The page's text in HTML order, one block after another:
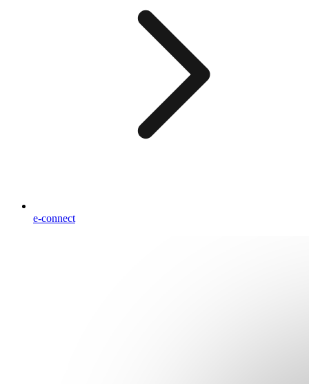
e-connect